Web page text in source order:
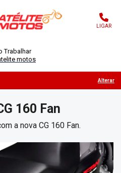
LIGAR
Trabalhar
motos
Alterar
160 Fan
a nova CG 160 Fan.